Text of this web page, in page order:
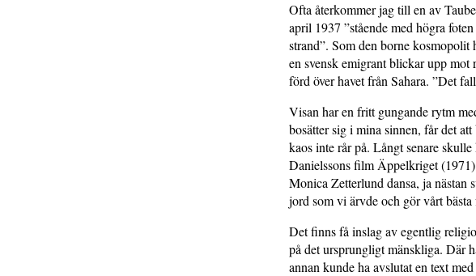
Ofta återkommer jag till en av
april 1937 ”stående med högra
strand”. Som den borne
en svensk emigrant blickar upp
förd över havet från Sahara. ”Det
Visan har en fritt gungande rytm
bosätter sig i mina sinnen, får det
kaos inte rår på. Långt senare
Danielssons film Äppelkriget
Monica Zetterlund dansa, ja nästan
jord som vi ärvde och gör vårt
Det finns få inslag av egentlig
på det ursprungligt mänskliga. Där
annan kunde ha avslutat en text